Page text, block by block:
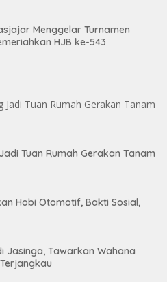
Menggelar Turnamen
HJB ke-543
Tuan Rumah Gerakan Tanam
Hobi Otomotif, Bakti Sosial,
Jasinga, Tawarkan Wahana